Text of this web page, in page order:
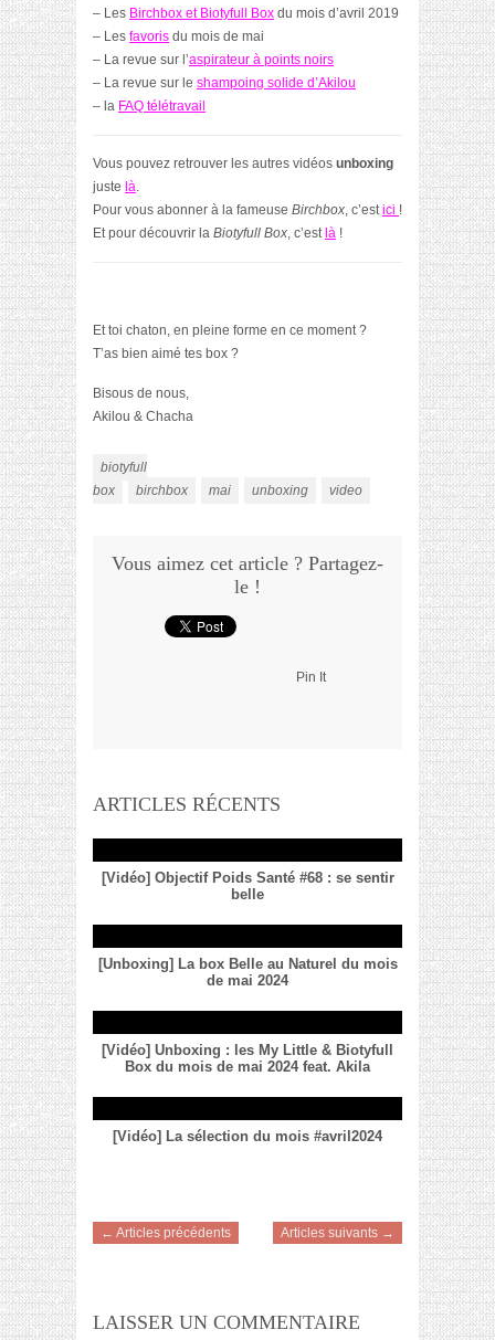
– Les Birchbox et Biotyfull Box du mois d’avril 2019
– Les favoris du mois de mai
– La revue sur l’aspirateur à points noirs
– La revue sur le shampoing solide d’Akilou
– la FAQ télétravail
Vous pouvez retrouver les autres vidéos unboxing
juste là.
Pour vous abonner à la fameuse Birchbox, c’estici !
Et pour découvrir la Biotyfull Box, c’est là !
Et toi chaton, en pleine forme en ce moment ?
T’as bien aimé tes box ?
Bisous de nous,
Akilou & Chacha
biotyfull
box
birchbox mai unboxing video
Vous aimez cet article ? Partagez-
le !
Pin It
ARTICLES RÉCENTS
[Vidéo] Objectif Poids Santé #68 : se sentir
belle
[Unboxing] La box Belle au Naturel du mois
de mai 2024
[Vidéo] Unboxing : les My Little & Biotyfull
Box du mois de mai 2024 feat. Akila
[Vidéo] La sélection du mois #avril2024
← Articles précédents Articles suivants →
LAISSER UN COMMENTAIRE